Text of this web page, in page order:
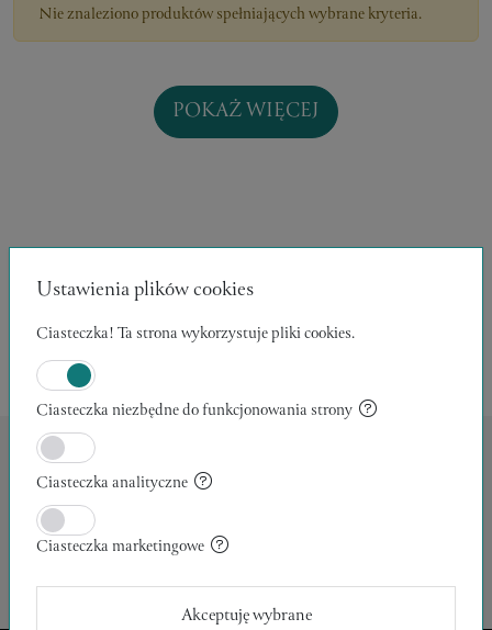
Nie znaleziono produktów spełniających wybrane kryteria.
POKAŻ WIĘCEJ
Kolekcje:
Archiwum prac:
Nie znaleziono produktów spełniających wybrane kryteria.
Ustawienia plików cookies
Ciasteczka! Ta strona wykorzystuje pliki cookies.
Ciasteczka niezbędne do funkcjonowania strony
Ciasteczka analityczne
Ciasteczka marketingowe
Akceptuję wybrane